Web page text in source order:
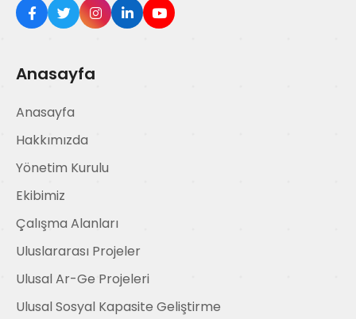
Anasayfa
Anasayfa
Hakkımızda
Yönetim Kurulu
Ekibimiz
Çalışma Alanları
Uluslararası Projeler
Ulusal Ar-Ge Projeleri
Ulusal Sosyal Kapasite Geliştirme